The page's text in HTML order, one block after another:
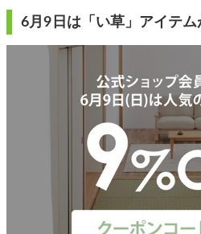
6月9日は「い草」アイテム